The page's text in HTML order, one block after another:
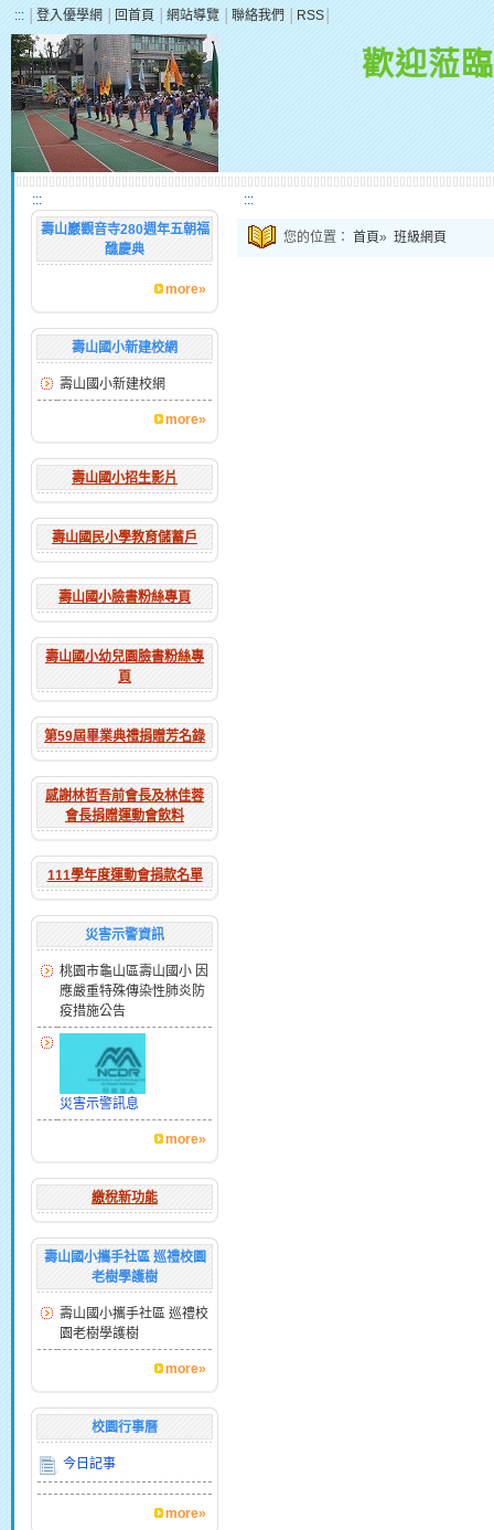
::: 登入優學網 回首頁 網站導覽 聯絡我們 RSS
歡迎蒞
:::
壽山巖觀音寺280週年五朝福
醮慶典
more»
壽山國小新建校網
壽山國小新建校網
more»
壽山國小招生影片
壽山國民小學教育儲蓄戶
壽山國小臉書粉絲專頁
壽山國小幼兒園臉書粉絲專
頁
第59屆畢業典禮捐贈芳名錄
感謝林哲吾前會長及林佳蓉
會長捐贈運動會飲料
111學年度運動會捐款名單
災害示警資訊
桃園市龜山區壽山國小 因
應嚴重特殊傳染性肺炎防
疫措施公告
災害示警訊息
more»
繳稅新功能
壽山國小攜手社區 巡禮校園
老樹學護樹
壽山國小攜手社區 巡禮校
園老樹學護樹
more»
校園行事曆
今日記事
more»
:::
您的位置： 首頁» 班級網頁